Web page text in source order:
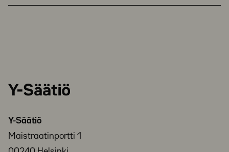
Y-
Y-Säätiö
Maistraatinportti 1